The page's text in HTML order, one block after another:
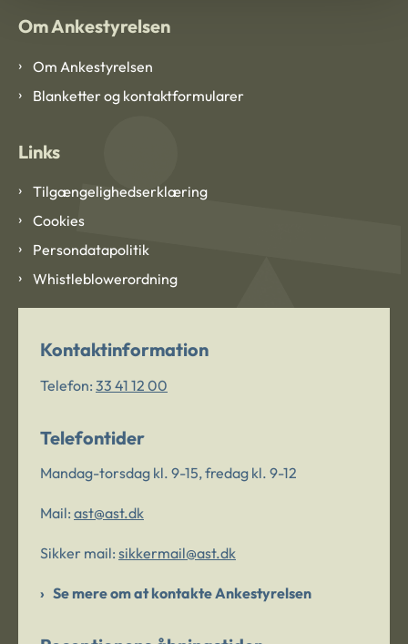
Om Ankestyrelsen
Om Ankestyrelsen
Blanketter og kontaktformularer
Links
Tilgængelighedserklæring
Cookies
Persondatapolitik
Whistleblowerordning
Kontaktinformation
Telefon: 33 41 12 00
Telefontider
Mandag-torsdag kl. 9-15, fredag kl. 9-12
Mail: ast@ast.dk
Sikker mail: sikkermail@ast.dk
Se mere om at kontakte Ankestyrelsen